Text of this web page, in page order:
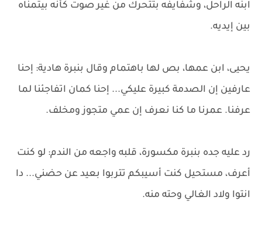
ابنه الراحل، وشفايفه بتتحرك من غير صوت كأنه بيتمناه
بين إيديه.
يحيى، ابن عمها، بص لها باهتمام وقال بنبرة هادية: إحنا
عارفين إن الصدمة كبيرة عليكي... إحنا كمان اتفاجئنا لما
عرفنا. عمرنا ما كنا نعرف إن عمي متجوز ومخلف.
رد عليه جده بنبرة مكسورة، قلبه واجعه من الندم: لو كنت
أعرف، مستحيل كنت أسيبكم تتربوا بعيد عن حضني... دا
انتوا ولاد الغالي وحته منه.